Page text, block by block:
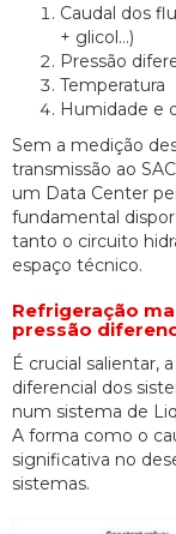
Caudal dos
+ glicol…)
Pressão
Temperatura
Humidade e
Sem a medição
transmissão ao
um Data Center
fundamental
tanto o circuito
espaço técnico.
Refrigeração
pressão
É crucial salientar,
diferencial dos
num sistema de
A forma como o
significativa no
sistemas.